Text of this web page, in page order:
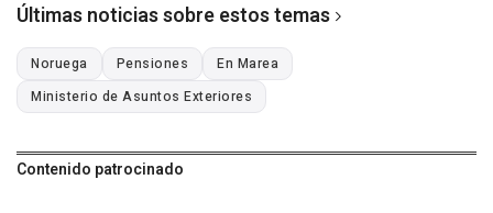
Últimas noticias sobre estos temas
Noruega Pensiones
En Marea
Ministerio de Asuntos Exteriores
Contenido patrocinado